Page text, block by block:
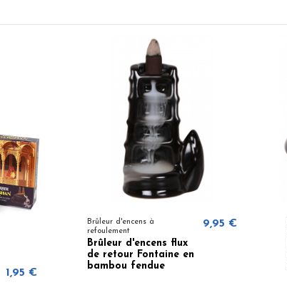
1,95 €
Brûleur d'encens à
refoulement
Brûleur d'encens flux
de retour Fontaine en
bambou fendue
9,95 €